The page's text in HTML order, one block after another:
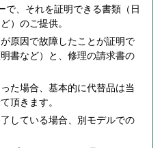
で、それを証明できる書類（日
）のご提供。
原因で故障したことが証明で
書など）と、修理の請求書の
た場合、基本的に代替品は当
頂きます。
している場合、別モデルでの